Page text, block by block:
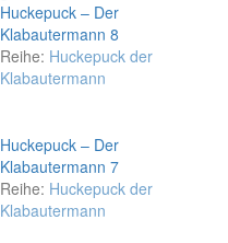
Huckepuck – Der
Klabautermann 8
Reihe: Huckepuck der
Klabautermann
Huckepuck – Der
Klabautermann 7
Reihe: Huckepuck der
Klabautermann